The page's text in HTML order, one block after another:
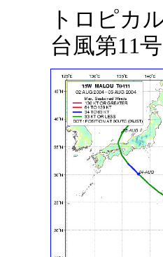
トロピカ
台風第11号